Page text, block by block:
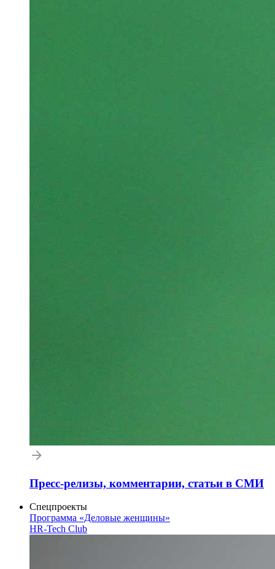
Пресс-релизы, комментарии, статьи в СМИ
Спецпроекты
Программа «Деловые женщины»
HR-Tech Club